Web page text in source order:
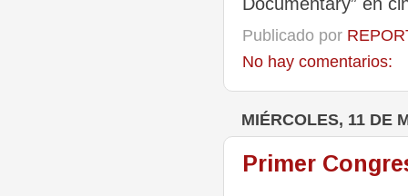
Publicado por
No hay comentarios:
MIÉRCOLES, 11 DE
Primer